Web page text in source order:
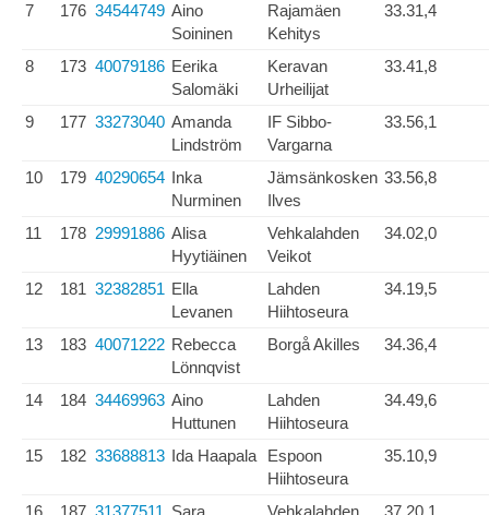
7 176 34544749 Aino
Soininen
Rajamäen
Kehitys
33.31,4
8 173 40079186 Eerika
Salomäki
Keravan
Urheilijat
33.41,8
9 177 33273040 Amanda
Lindström
IF Sibbo-
Vargarna
33.56,1
10 179 40290654 Inka
Nurminen
Jämsänkosken
Ilves
33.56,8
11 178 29991886 Alisa
Hyytiäinen
Vehkalahden
Veikot
34.02,0
12 181 32382851 Ella
Levanen
Lahden
Hiihtoseura
34.19,5
13 183 40071222 Rebecca
Lönnqvist
Borgå Akilles 34.36,4
14 184 34469963 Aino
Huttunen
Lahden
Hiihtoseura
34.49,6
15 182 33688813 Ida Haapala
Espoon
Hiihtoseura
35.10,9
16 187 31377511 Sara Vehkalahden 37.20,1